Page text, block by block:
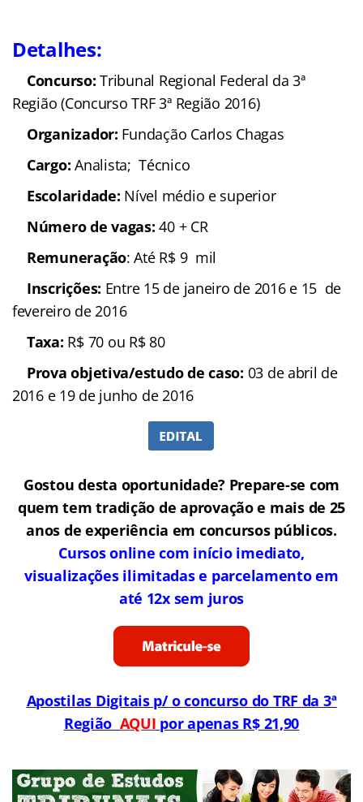
Detalhes:
Concurso: Tribunal Regional Federal da 3ª
Região (Concurso TRF 3ª Região 2016)
Organizador: Fundação Carlos Chagas
Cargo:Analista; Técnico
Escolaridade: Nível médio e superior
Número de vagas:40 + CR
Remuneração: Até R$ 9 mil
Inscrições: Entre 15 de janeiro de 2016 e 15 de
fevereiro de 2016
Taxa: R$ 70 ou R$ 80
Prova objetiva/estudo de caso: 03 de abril de
2016 e 19 de junho de 2016
Gostou desta oportunidade? Prepare-se com
quem tem tradição de aprovação e mais de 25
anos de experiência em concursos públicos.
Cursos online com início imediato,
visualizações ilimitadas e parcelamento em
até 12x sem juros
Apostilas Digitais p/ o concurso do TRF da 3ª
Região AQUI por apenas R$ 21,90